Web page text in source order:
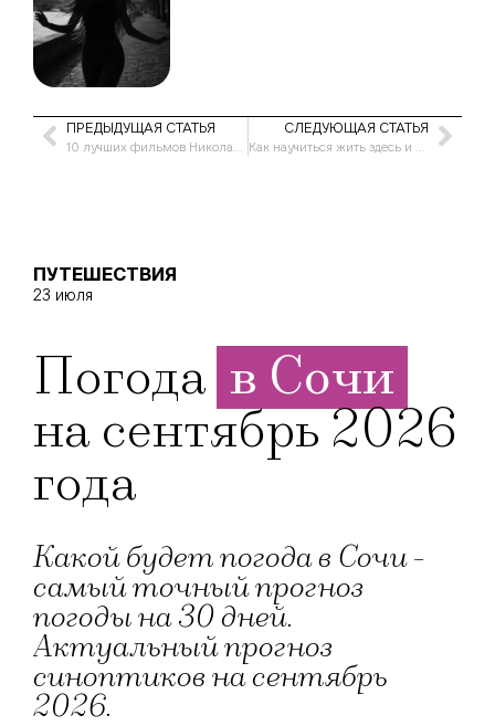
ПРЕДЫДУЩАЯ СТАТЬЯ СЛЕДУЮЩАЯ СТАТЬЯ
ПУТЕШЕСТВИЯ
23 июля
Погода в Сочи
на сентябрь 2026
года
Какой будет погода в Сочи -
самый точный прогноз
погоды на 30 дней.
Актуальный прогноз
синоптиков на сентябрь
2026.